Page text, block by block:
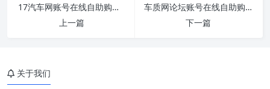
17汽车网账号在线自助购买出售批发满月直登号抗
上一篇
车质网论坛账号在线自助购买24H自动出售批发满
下一篇
关于我们